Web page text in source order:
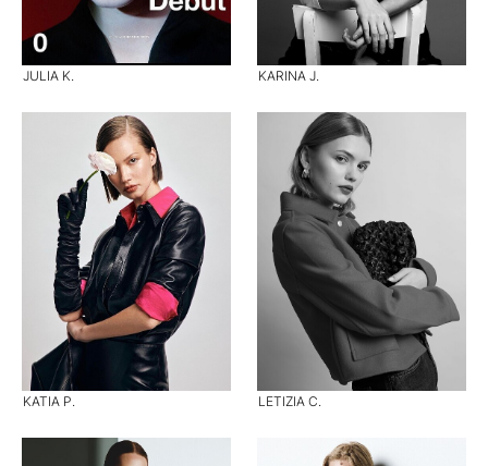
JULIA K. KARINA J.
KATIA P. LETIZIA C.